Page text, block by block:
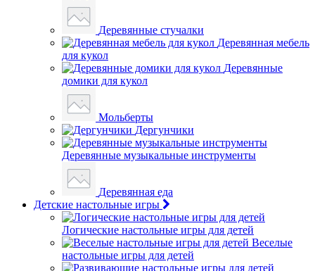
Деревянные стучалки
Деревянная мебель
для кукол
Деревянные
домики для кукол
Мольберты
Дергунчики
Деревянные музыкальные инструменты
Деревянная еда
Детские настольные игры
Логические настольные игры для детей
Веселые
настольные игры для детей